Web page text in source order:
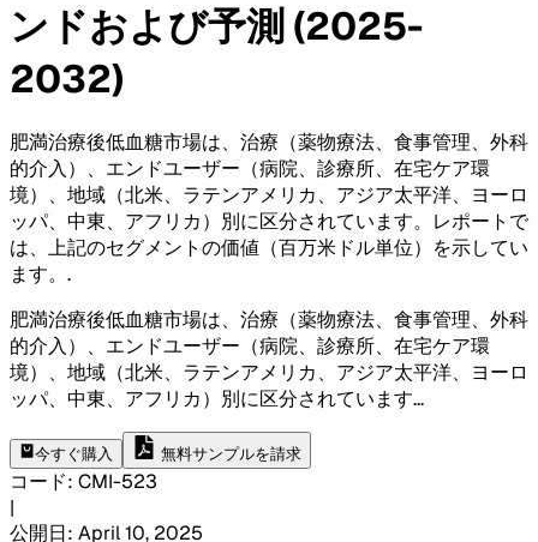
ンドおよび予測 (2025-
2032)
肥満治療後低血糖市場は、治療（薬物療法、食事管理、外科
的介入）、エンドユーザー（病院、診療所、在宅ケア環
境）、地域（北米、ラテンアメリカ、アジア太平洋、ヨーロ
ッパ、中東、アフリカ）別に区分されています。レポートで
は、上記のセグメントの価値（百万米ドル単位）を示してい
ます。 .
肥満治療後低血糖市場は、治療（薬物療法、食事管理、外科
的介入）、エンドユーザー（病院、診療所、在宅ケア環
境）、地域（北米、ラテンアメリカ、アジア太平洋、ヨーロ
ッパ、中東、アフリカ）別に区分されています...
今すぐ購入 無料サンプルを請求
コード: CMI-523
|
公開日: April 10, 2025